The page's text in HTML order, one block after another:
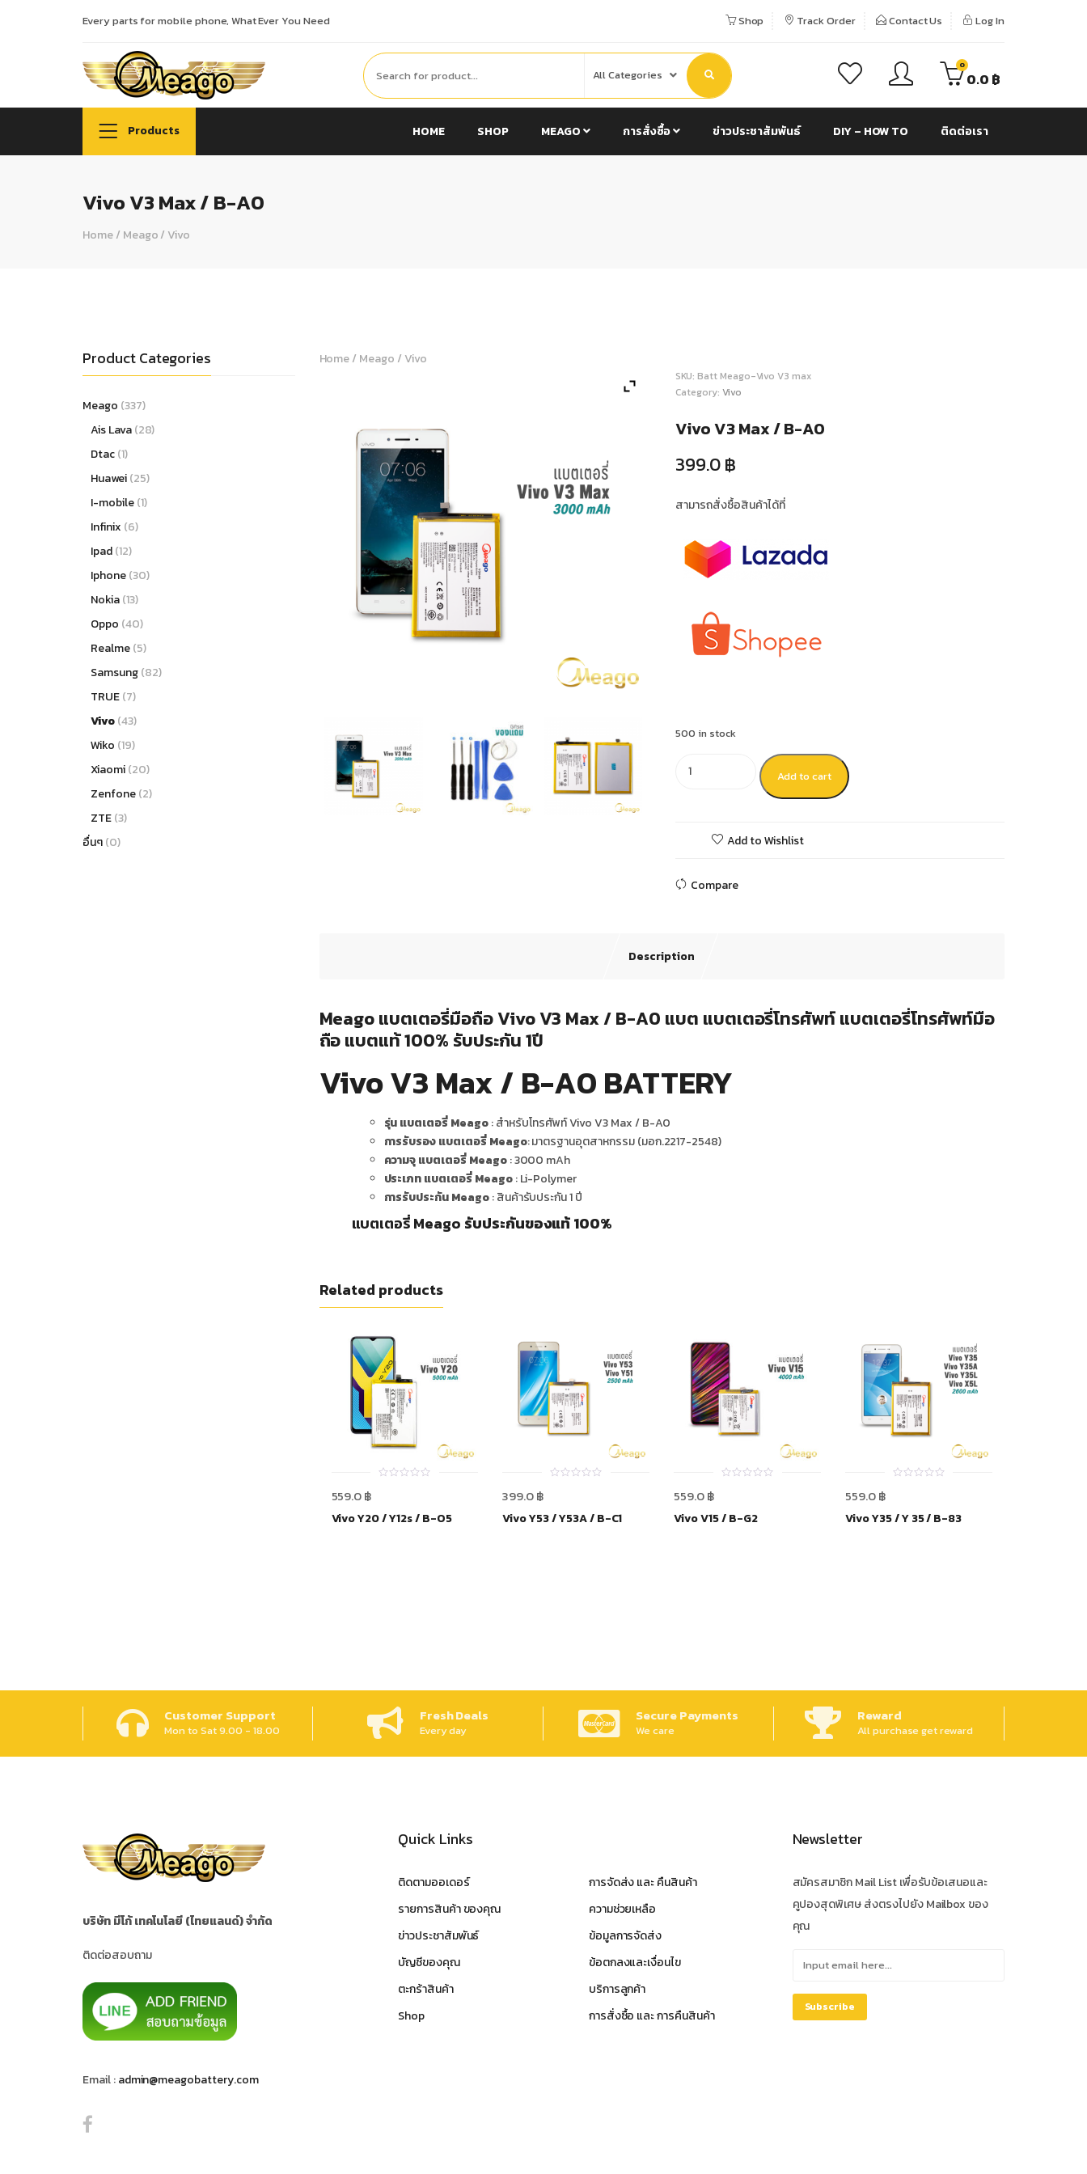
Every parts for mobile phone, What Ever You Need Shop Track Order Contact Us Log In
0
0.0 ฿
Products HOME SHOP MEAGO การสั่งซื้อ ข่าวประชาสัมพันธ์ DIY – HOW TO ติดต่อเรา
Vivo V3 Max / B-A0
Home/ Meago/ Vivo
Product Categories
Meago (337)
Ais Lava (28)
Dtac(1)
Huawei (25)
I-mobile (1)
Infinix (6)
Ipad(12)
Iphone (30)
Nokia (13)
Oppo (40)
Realme (5)
Samsung (82)
TRUE(7)
Vivo(43)
Wiko (19)
Xiaomi (20)
Zenfone (2)
ZTE(3)
อื่นๆ(0)
Home/ Meago / Vivo
SKU: Batt Meago-Vivo V3 max
Category: Vivo
Vivo V3 Max / B-A0
399.0฿
สามารถสั่งซื้อสินค้าได้ที่
500 in stock
Add to cart
Add to Wishlist
Compare
Description
Meago แบตเตอรี่มือถือ Vivo V3 Max / B-A0 แบต แบตเตอรี่โทรศัพท์ แบตเตอรี่โทรศัพท์มือ
ถือ แบตแท้ 100% รับประกัน 1ปี
Vivo V3 Max / B-A0 BATTERY
รุ่น แบตเตอรี่ Meago: สำหรับโทรศัพท์ Vivo V3 Max / B-A0
การรับรอง แบตเตอรี่ Meago: มาตรฐานอุตสาหกรรม (มอก.2217-2548)
ความจุ แบตเตอรี่ Meago: 3000 mAh
ประเภท แบตเตอรี่ Meago: Li-Polymer
การรับประกัน Meago: สินค้ารับประกัน 1 ปี
แบตเตอรี่ Meago รับประกันของแท้ 100%
Related products
5
559.0฿
Vivo Y20 / Y12s / B-O5
5
399.0฿
Vivo Y53 / Y53A / B-C1
5
559.0฿
Vivo V15 / B-G2
5
559.0฿
Vivo Y35 / Y 35 / B-83
Customer Support
Mon to Sat 9.00 - 18.00
Fresh Deals
Every day
Secure Payments
We care
Reward
All purchase get reward
บริษัท มีโก้ เทคโนโลยี (ไทยแลนด์) จำกัด
ติดต่อสอบถาม
Email :admin@meagobattery.com
Quick Links
ติดตามออเดอร์
รายการสินค้า ของคุณ
ข่าวประชาสัมพันธ์
บัญชีของคุณ
ตะกร้าสินค้า
Shop
การจัดส่ง และ คืนสินค้า
ความช่วยเหลือ
ข้อมูลการจัดส่ง
ข้อตกลงและเงื่อนไข
บริการลูกค้า
การสั่งซื้อ และ การคืนสินค้า
Newsletter
สมัครสมาชิก Mail List เพื่อรับข้อเสนอและ
คูปองสุดพิเศษ ส่งตรงไปยัง Mailbox ของ
คุณ
Subscribe